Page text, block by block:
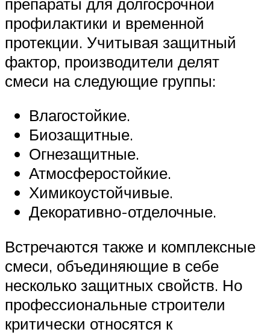
профилактики и временной
протекции. Учитывая защитный
фактор, производители делят
смеси на следующие группы:
Влагостойкие.
Биозащитные.
Огнезащитные.
Атмосферостойкие.
Химикоустойчивые.
Декоративно-отделочные.
Встречаются также и комплексные
смеси, объединяющие в себе
несколько защитных свойств. Но
профессиональные строители
критически относятся к